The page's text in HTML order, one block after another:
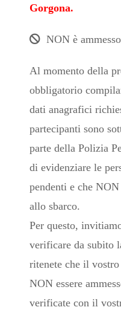
Gorgona.
NON è
Al momento della
obbligatorio
dati anagrafici
partecipanti sono
parte della Polizia
di evidenziare le
pendenti e che
allo sbarco.
Per questo,
verificare da subito
ritenete che il
NON essere
verificate con il